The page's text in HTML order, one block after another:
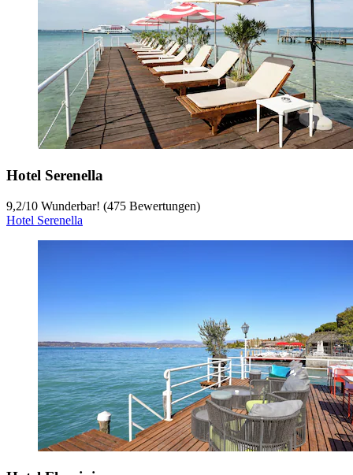
Hotel Serenella
9,2/10 Wunderbar! (475 Bewertungen)
Hotel Serenella